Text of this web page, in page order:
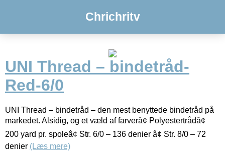
Chrichritv
UNI Thread – bindetråd-
Red-6/0
UNI Thread – bindetråd – den mest benyttede bindetråd på
markedet. Alsidig, og et væld af farverâ¢ Polyestertrådâ¢
200 yard pr. spoleâ¢ Str. 6/0 – 136 denier â¢ Str. 8/0 – 72
denier (Læs mere)